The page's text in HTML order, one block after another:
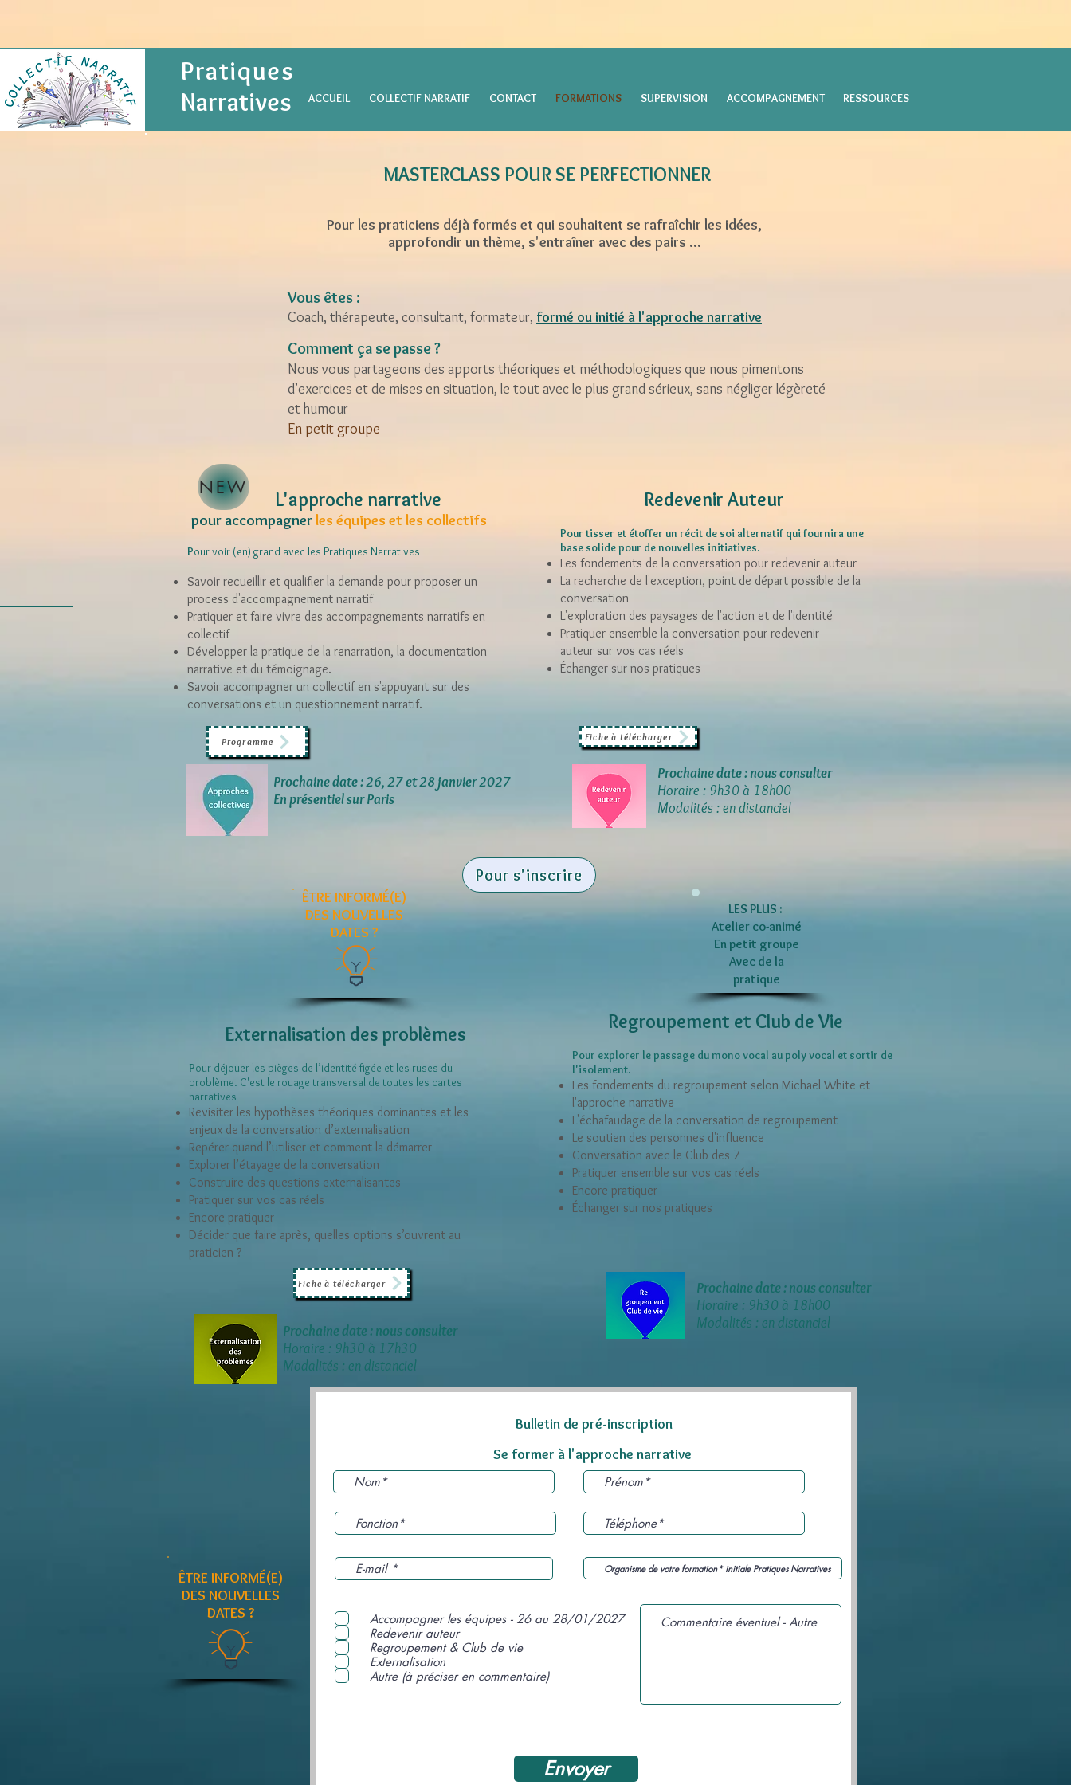
Pratiques
Narratives
ACCUEIL COLLECTIF NARRATIF CONTACT FORMATIONS SUPERVISION ACCOMPAGNEMENT RESSOURCES
MASTERCLASS POUR SE PERFECTIONNER
Pour les praticiens déjà formés et qui souhaitent se rafraîchir les idées,
approfondir un thème, s'entraîner avec des pairs ...
Vous êtes :
Coach, thérapeute, consultant, formateur, formé ou initié à l'approche narrative
Comment ça se passe ?
Nous vous partageons des apports théoriques et méthodologiques que nous pimentons
d’exercices et de mises en situation, le tout avec le plus grand sérieux, sans négliger légèreté
et humour
En petit groupe
Redevenir Auteur
Pour tisser et étoffer un récit de soi alternatif qui fournira une
base solide pour de nouvelles initiatives.
Les fondements de la conversation pour redevenir auteur
La recherche de l'exception, point de départ possible de la
conversation
L'exploration des paysages de l'action et de l'identité
Pratiquer ensemble la conversation pour redevenir
auteur sur vos cas réels
Échanger sur nos pratiques
Fiche à télécharger
Prochaine date : nous consulter
Horaire : 9h30 à 18h00
Modalités : en distanciel
NEW
L'approche narrative
pour accompagner les équipes et les collectifs
Pour voir (en) grand avec les Pratiques Narratives
Savoir recueillir et qualifier la demande pour proposer un
process d'accompagnement narratif
Pratiquer et faire vivre des accompagnements narratifs en
collectif
Développer la pratique de la renarration, la documentation
narrative et du témoignage.
Savoir accompagner un collectif en s'appuyant sur des
conversations et un questionnement narratif.
Pour s'inscrire
LES PLUS :
Atelier co-animé
En petit groupe
Avec de la
pratique
Externalisation des problèmes
Pour déjouer les pièges de l’identité figée et les ruses du
problème. C'est le rouage transversal de toutes les cartes
narratives
Revisiter les hypothèses théoriques dominantes et les
enjeux de la conversation d’externalisation
Repérer quand l’utiliser et comment la démarrer
Explorer l’étayage de la conversation
Construire des questions externalisantes
Pratiquer sur vos cas réels
Encore pratiquer
Décider que faire après, quelles options s’ouvrent au
praticien ?
Programme
Prochaine date : 26, 27 et 28 janvier 2027
En présentiel sur Paris
Regroupement et Club de Vie
Pour explorer le passage du mono vocal au poly vocal et sortir de
l'isolement.
Les fondements du regroupement selon Michael White et
l'approche narrative
L'échafaudage de la conversation de regroupement
Le soutien des personnes d'influence
Conversation avec le Club des 7
Pratiquer ensemble sur vos cas réels
Encore pratiquer
Échanger sur nos pratiques
ÊTRE INFORMÉ(E)
DES NOUVELLES
DATES ?
Fiche à télécharger
Prochaine date : nous consulter
Horaire : 9h30 à 17h30
Modalités : en distanciel
Prochaine date : nous consulter
Horaire : 9h30 à 18h00
Modalités : en distanciel
ÊTRE INFORMÉ(E)
DES NOUVELLES
DATES ?
Bulletin de pré-inscription
Se former à l'approche narrative
Accompagner les équipes - 26 au 28/01/2027
Redevenir auteur
Regroupement & Club de vie
Externalisation
Autre (à préciser en commentaire)
Envoyer